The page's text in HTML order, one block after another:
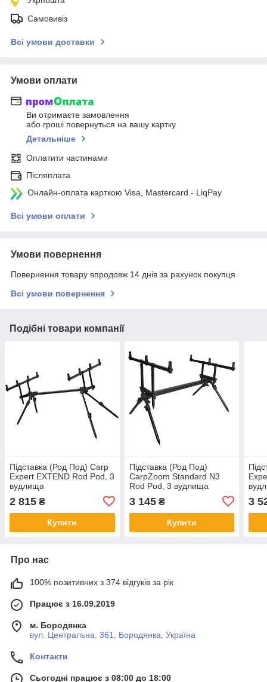
Самовивіз
Всі умови доставки
Умови оплати
Ви отримаєте замовлення
або гроші повернуться на вашу картку
Детальніше
Оплатити частинами
Післяплата
Онлайн-оплата карткою Visa, Mastercard - LiqPay
Всі умови оплати
Умови повернення
Повернення товару впродовж 14 днів за рахунок покупця
Всі умови повернення
Подібні товари компанії
Підставка (Род Под) Carp
Expert EXTEND Rod Pod, 3
вудлища
2 815 ₴
Купити
Підставка (Род Под)
CarpZoom Standard N3
Rod Pod, 3 вудлища
3 145₴
Купити
3
Про нас
100% позитивних з 374 відгуків за рік
Працює з 16.09.2019
м. Бородянка
вул. Центральна, 361, Бородянка, Україна
Контакти
Сьогодні працює з 08:00 до 18:00